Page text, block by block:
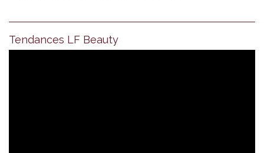
Tendances LF Beauty